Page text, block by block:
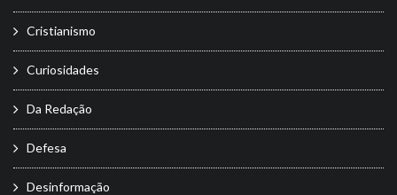
Cristianismo
Curiosidades
Da Redação
Defesa
Desinformação